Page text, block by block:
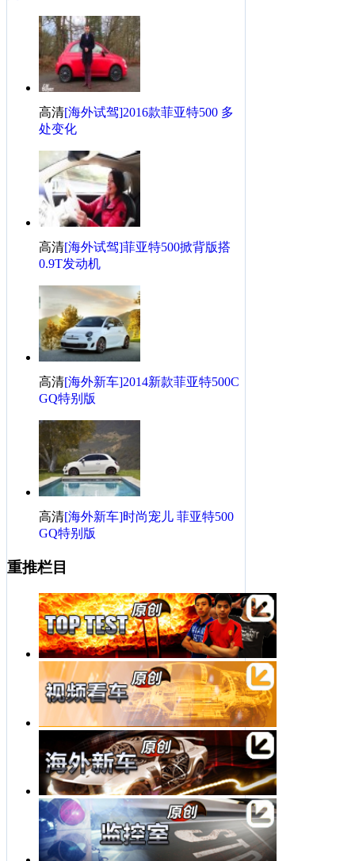
·童心依然 六一儿童节可爱又时尚车型推荐
[东莞]菲亚特500最高现金降2.5万 有现车
·佳锐菲亚特来店试驾或参加活动有好礼送!
摆脱公交咸猪手 风格迥异女性车选哪款？
菲亚特500相关热帖
·菲翔提车记
·《一个人提车，先一个人乐……》
·父亲节的大礼，给老爸买辆车
·虐心逛展之旅，上海车展玩心跳
·小女子选两厢车，爱上致悦无法自拔！
·麻麻再也不用担心我会反应迟钝了（其实重点是晒车说
·新款上市之前，选中爱菲手悦白
·
【老菲的尾巴】12款 1.4T 自动尊享版提车作业
·【我来代言】致悦~低调珊瑚红奥特曼
·【我来代言】风骚小蓝车提车记
高清[海外试驾]2016款菲亚特500 多
处变化
高清[海外试驾]菲亚特500掀背版搭
0.9T发动机
高清[海外新车]2014新款菲亚特500C
GQ特别版
高清[海外新车]时尚宠儿 菲亚特500
GQ特别版
重推栏目